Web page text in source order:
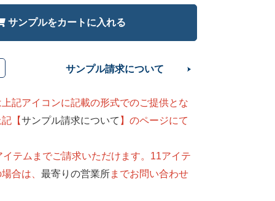
サンプルをカートに入れる
サンプル請求について
記アイコンに記載の形式でのご提供とな
記【サンプル請求について 】のページにて
テムまでご請求いただけます。11アイテ
合は、最寄りの営業所までお問い合わせ